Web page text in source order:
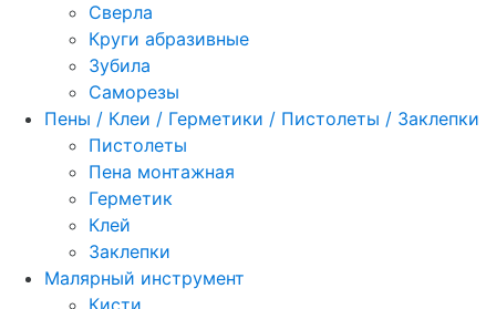
Сверла
Круги абразивные
Зубила
Саморезы
Пены / Клеи / Герметики / Пистолеты / Заклепки
Пистолеты
Пена монтажная
Герметик
Клей
Заклепки
Малярный инструмент
Кисти